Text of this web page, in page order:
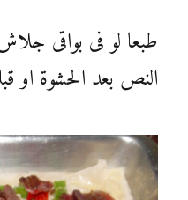
طبعا لو فى بواقى
النص بعد الحشوة او